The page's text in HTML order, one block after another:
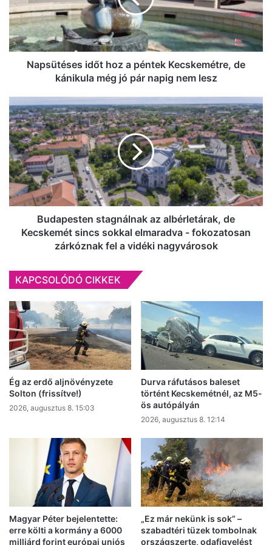
Kecskemétre,
de
kánikula
még
lesz
Napsütéses időt hoz a péntek Kecskemétre, de
kánikula még jó pár napig nem lesz
Budapesten
stagnálnak
az
albérletárak,
de
Kecskemét
sincs
sokkal
elmaradva
fokozatosan
vidéki
Budapesten stagnálnak az albérletárak, de
Kecskemét sincs sokkal elmaradva - fokozatosan
zárkóznak fel a vidéki nagyvárosok
KAPCSOLÓDÓ CIKKEK
Ég az erdő aljnövényzete
Solton (frissítve!)
2026, augusztus 8. 15:03
Durva ráfutásos baleset
történt Kecskemétnél, az M5-
ös autópályán
2026, augusztus 8. 12:14
Magyar Péter bejelentette:
erre költi a kormány a 6000
milliárd forint európai uniós
„Ez már nekünk is sok” –
szabadtéri tüzek tombolnak
országszerte, odafigyelést